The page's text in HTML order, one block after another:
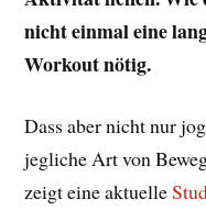
nicht einmal eine
Workout nötig.
Dass aber nicht nur
jegliche Art von
zeigt eine aktuelle